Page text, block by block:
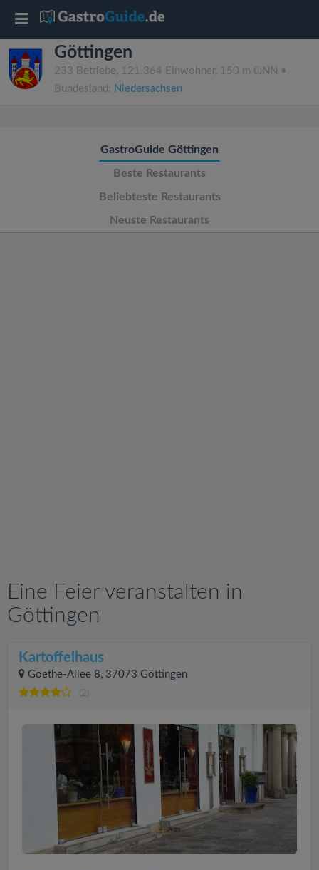
Göttingen
233 Betriebe, 121.364 Einwohner, 150 m ü.NN •
Bundesland: Niedersachsen
GastroGuide Göttingen
Beste Restaurants
Beliebteste Restaurants
Neuste Restaurants
Eine Feier veranstalten in
Göttingen
Kartoffelhaus
Goethe-Allee 8, 37073 Göttingen
(2)
T
o